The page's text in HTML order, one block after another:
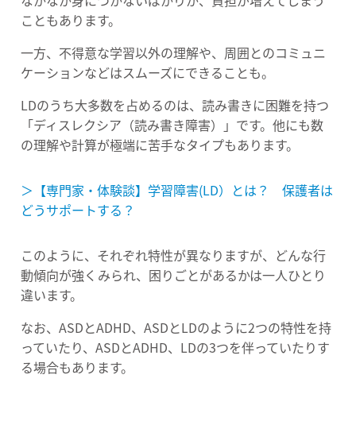
こともあります。
一方、不得意な学習以外の理解や、周囲とのコミュニ
ケーションなどはスムーズにできることも。
LDのうち大多数を占めるのは、読み書きに困難を持つ
「ディスレクシア（読み書き障害）」です。他にも数
の理解や計算が極端に苦手なタイプもあります。
＞【専門家・体験談】学習障害(LD）とは？ 保護者は
どうサポートする？
このように、それぞれ特性が異なりますが、どんな行
動傾向が強くみられ、困りごとがあるかは一人ひとり
違います。
なお、ASDとADHD、ASDとLDのように2つの特性を持
っていたり、ASDとADHD、LDの3つを伴っていたりす
る場合もあります。